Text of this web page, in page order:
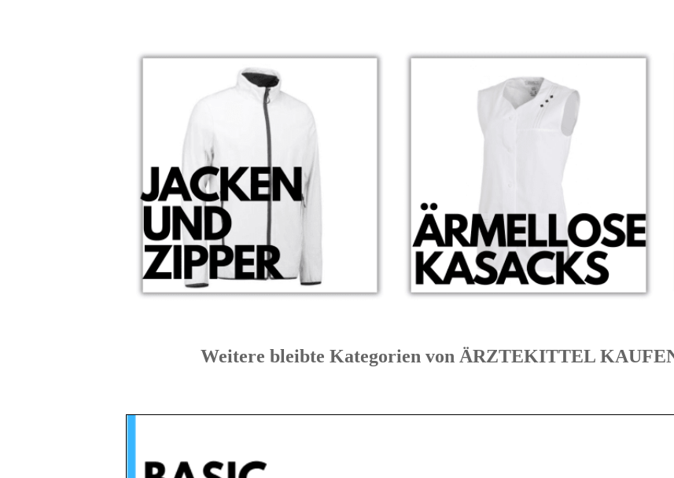
Weitere bleibte Kategorien von ÄRZTEKITTEL